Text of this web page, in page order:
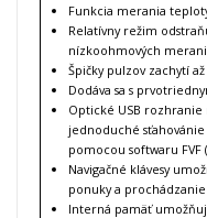
Funkcia merania
Relatívny režim
nízkoohmových
Špičky pulzov zachytí až
Dodáva sa s
Optické USB
jednoduché
pomocou softwaru FVF
Navigačné klávesy
ponuky a
Interná pamäť